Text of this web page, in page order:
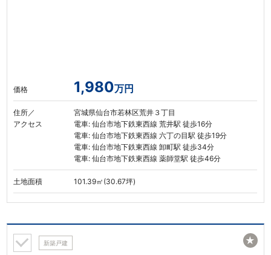
価格 1,980万円
住所／
アクセス
宮城県仙台市若林区荒井３丁目
電車: 仙台市地下鉄東西線 荒井駅 徒歩16分
電車: 仙台市地下鉄東西線 六丁の目駅 徒歩19分
電車: 仙台市地下鉄東西線 卸町駅 徒歩34分
電車: 仙台市地下鉄東西線 薬師堂駅 徒歩46分
土地面積 101.39㎡(30.67坪)
新築戸建 ★